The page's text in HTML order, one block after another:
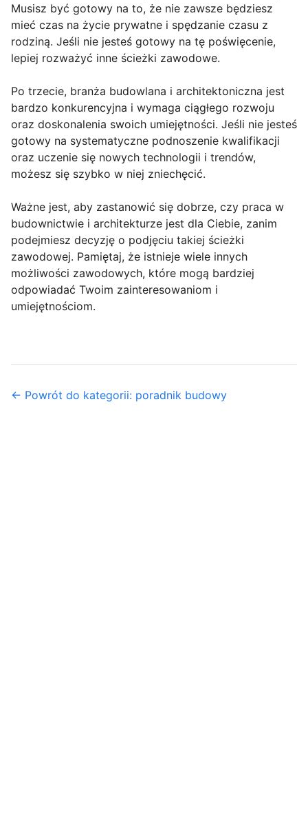
Musisz być gotowy na to, że nie zawsze będziesz
mieć czas na życie prywatne i spędzanie czasu z
rodziną. Jeśli nie jesteś gotowy na tę poświęcenie,
lepiej rozważyć inne ścieżki zawodowe.
Po trzecie, branża budowlana i architektoniczna jest
bardzo konkurencyjna i wymaga ciągłego rozwoju
oraz doskonalenia swoich umiejętności. Jeśli nie jesteś
gotowy na systematyczne podnoszenie kwalifikacji
oraz uczenie się nowych technologii i trendów,
możesz się szybko w niej zniechęcić.
Ważne jest, aby zastanowić się dobrze, czy praca w
budownictwie i architekturze jest dla Ciebie, zanim
podejmiesz decyzję o podjęciu takiej ścieżki
zawodowej. Pamiętaj, że istnieje wiele innych
możliwości zawodowych, które mogą bardziej
odpowiadać Twoim zainteresowaniom i
umiejętnościom.
← Powrót do kategorii: poradnik budowy